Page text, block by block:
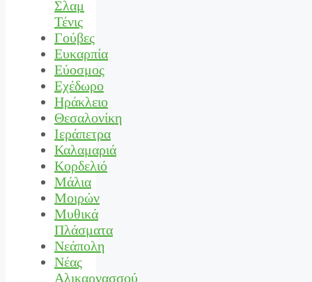
Σλαμ
Τένις
Γούβες
Ευκαρπία
Εύοσμος
Εχέδωρο
Ηράκλειο
Θεσαλονίκη
Ιεράπετρα
Καλαμαριά
Κορδελιό
Μάλια
Μοιρών
Μυθικά
Πλάσματα
Νεάπολη
Νέας
Αλικαρνασσού